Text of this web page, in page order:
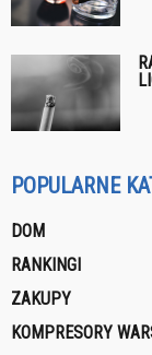
POPULARNE
DOM
RANKINGI
ZAKUPY
KOMPRESORY